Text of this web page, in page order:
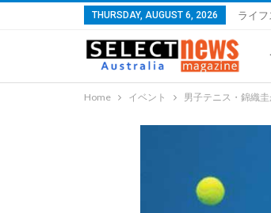
THURSDAY, AUGUST 6, 2026 ライ
Home イベント 男子テニス・錦織